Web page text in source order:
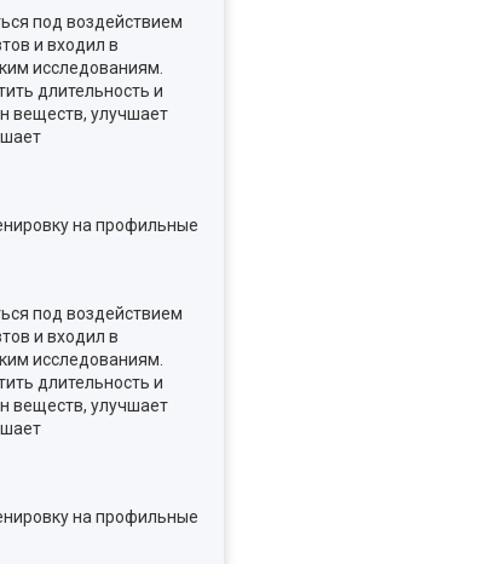
под воздействием
и входил в
исследованиям.
длительность и
веществ, улучшает
на профильные
под воздействием
и входил в
исследованиям.
длительность и
веществ, улучшает
на профильные